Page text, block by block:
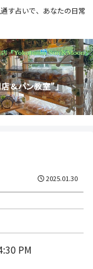
す占いで、あなたの日常
2025.01.30
PM